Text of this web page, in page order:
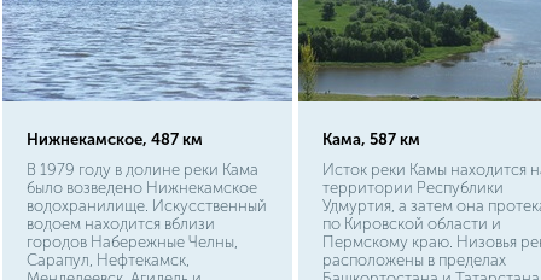
Нижнекамское, 487 км
В 1979 году в долине реки Кама
было возведено Нижнекамское
водохранилище. Искусственный
водоем находится вблизи
городов Набережные Челны,
Сарапул, Нефтекамск,
Кама, 587 км
Исток реки Камы находится
территории Республики
Удмуртия, а затем она
по Кировской области и
Пермскому краю. Низовья
расположены в пределах